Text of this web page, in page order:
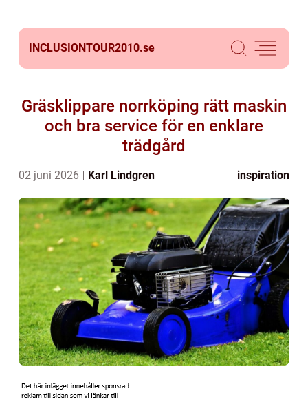
INCLUSIONTOUR2010.se
Gräsklippare norrköping rätt maskin
och bra service för en enklare
trädgård
02 juni 2026 Karl Lindgren inspiration